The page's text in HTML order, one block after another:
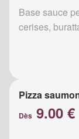
Base sauce
cerises,
Pizza
Dès 9.00 €